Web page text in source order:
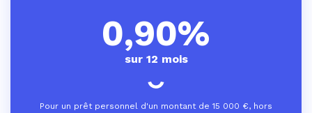
0,90%
sur 12 mois
Pour un prêt personnel d'un montant de 15 000 €, hors